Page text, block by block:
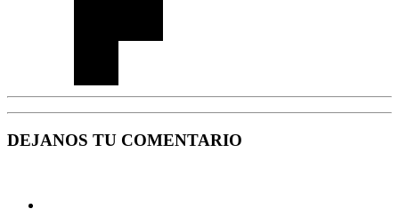
DEJANOS TU COMENTARIO